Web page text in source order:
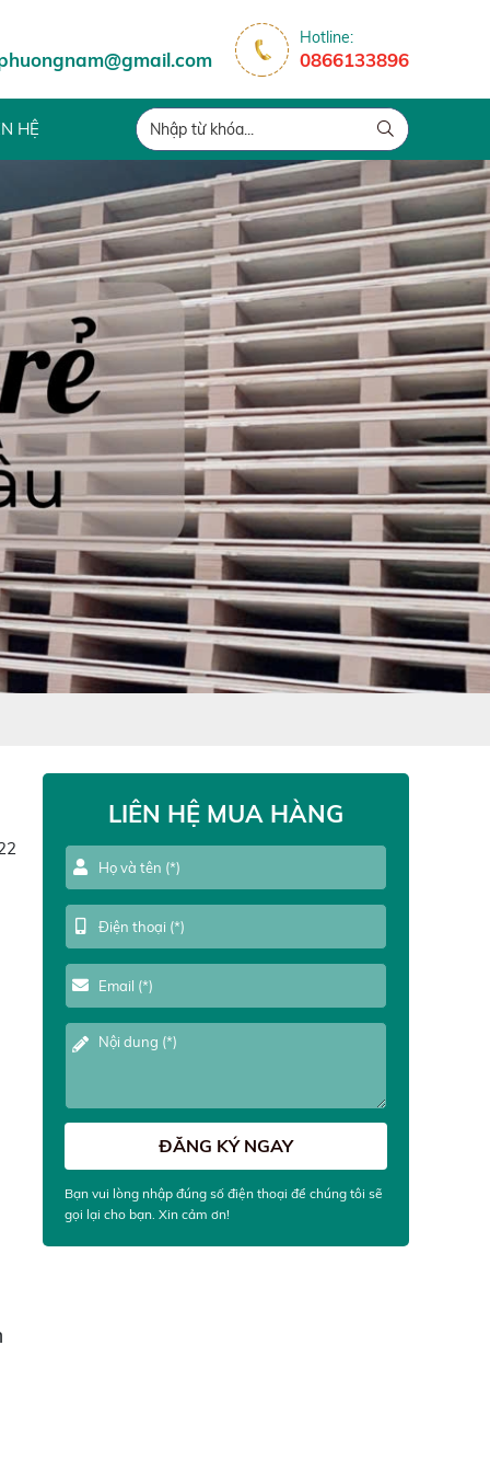
Hotline:
0866133896
HỆ
LIÊN HỆ MUA HÀNG
Bạn vui lòng nhập đúng số điện thoại để chúng tôi sẽ
gọi lại cho bạn. Xin cảm ơn!